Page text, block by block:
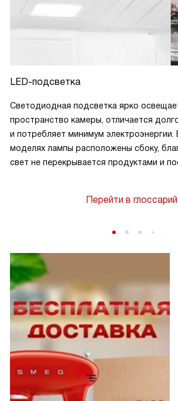
LED-подсветка
Светодиодная подсветка ярко
пространство камеры, отличается
и потребляет минимум электроэнергии.
моделях лампы расположены сбоку,
свет не перекрывается продуктами и
Перейти в глоссарий